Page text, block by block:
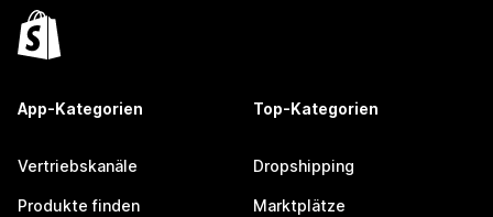
App-Kategorien
Vertriebskanäle
Produkte finden
Top-Kategorien
Dropshipping
Marktplätze